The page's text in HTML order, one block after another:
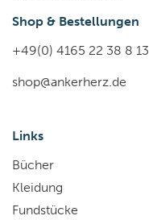
Shop & Bestellungen
+49(0) 4165 22 38 8 13
shop@ankerherz.de
Links
Bücher
Kleidung
Fundstücke